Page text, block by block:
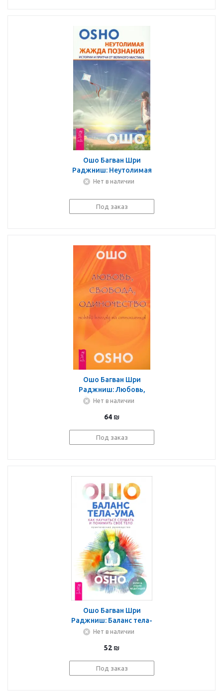
Ошо Багван Шри
Раджниш: Неутолимая
жажда познания.
великого мастера
Нет в наличии
Под заказ
Ошо Багван Шри
Раджниш: Любовь,
свобода, одиночество.
отношения
Нет в наличии
64 ₪
Под заказ
Ошо Багван Шри
Раджниш: Баланс тела-
ума. Как научиться
свое тело.
Практическое
руководство
Нет в наличии
52 ₪
Под заказ